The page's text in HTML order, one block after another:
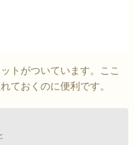
トがついています。ここ
ておくのに便利です。